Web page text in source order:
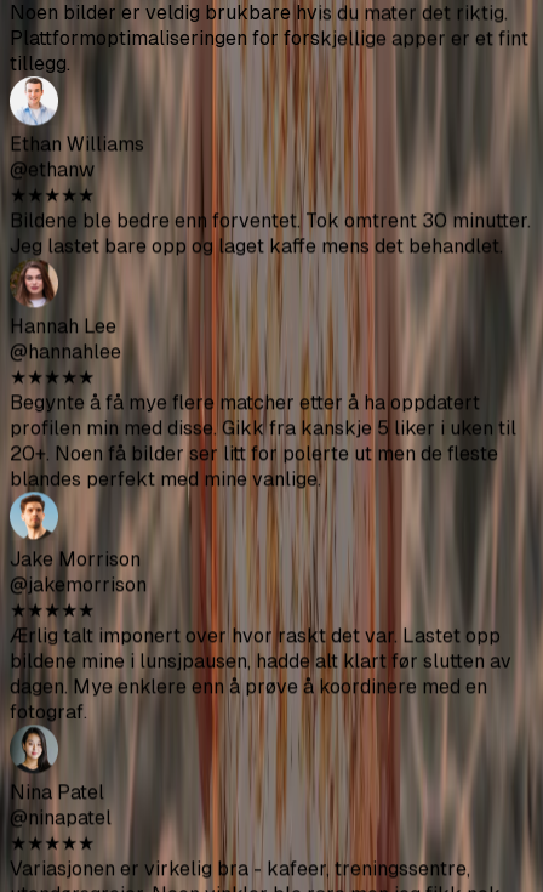
solide til å fullstendig forfriske Hinge-profilen min.
Kvaliteten er bedre enn forventet.
Chris Anderson
@chrisanderson
★★★★★
Naturalitetsscore-funksjonen er superviktig. Jeg brukte
bare bilder over 80 og de ser naturlige ut på Tinder.
Priya Singh
@priyasingh
★★★★★
Noen bilder er veldig brukbare hvis du mater det riktig.
Plattformoptimaliseringen for forskjellige apper er et fint
tillegg.
Ethan Williams
@ethanw
★★★★★
Bildene ble bedre enn forventet. Tok omtrent 30 minutter.
Jeg lastet bare opp og laget kaffe mens det behandlet.
Hannah Lee
@hannahlee
★★★
Begynte å få mye flere matcher etter å ha oppdatert
profilen min med disse. Gikk fra kanskje 5 liker i uken til
20+. Noen få bilder ser litt for polerte ut men de fleste
blandes perfekt med mine vanlige.